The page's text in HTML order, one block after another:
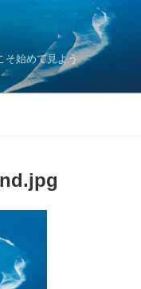
始めて見よう